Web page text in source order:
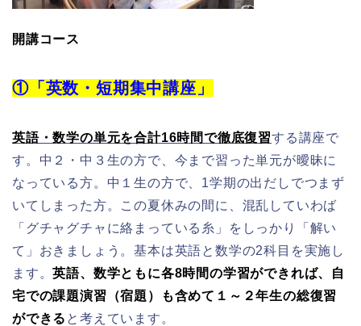
開講コース
①「英数・短期集中講座」
英語・数学の単元を合計16時間で徹底復習する講座で
す。中２・中３生の方で、今まで習った単元が曖昧に
なっている方。中１生の方で、1学期の出だしでつまず
いてしまった方。この夏休みの間に、混乱していわば
「グチャグチャに絡まっている糸」をしっかり「解い
て」おきましょう。基本は英語と数学の2科目を実施し
ます。英語、数学ともに各8時間の学習ができれば、自
宅での課題演習（宿題）も含めて１～２年生の総復習
ができる と考えています。